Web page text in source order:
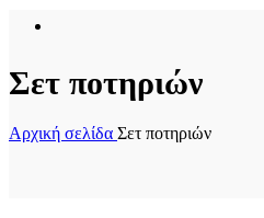
Σετ ποτηριών
Αρχική σελίδα Σετ ποτηριών